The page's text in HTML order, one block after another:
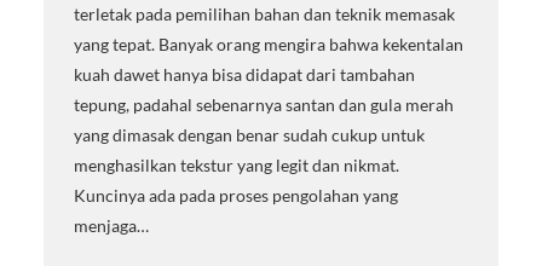
terletak pada pemilihan bahan dan teknik memasak
yang tepat. Banyak orang mengira bahwa kekentalan
kuah dawet hanya bisa didapat dari tambahan
tepung, padahal sebenarnya santan dan gula merah
yang dimasak dengan benar sudah cukup untuk
menghasilkan tekstur yang legit dan nikmat.
Kuncinya ada pada proses pengolahan yang
menjaga…